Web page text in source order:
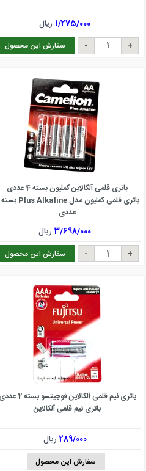
1/275/000 ریال
سفارش این محصول
باتری قلمی آلکالاین کملیون بسته 4 عددی
عددی
3/698/000ریال
سفارش این محصول
باتری نیم قلمی آلکالاین فوجیتسو بسته 2 عددی
باتری نیم قلمی آلکالاین
289/000ریال
سفارش این محصول